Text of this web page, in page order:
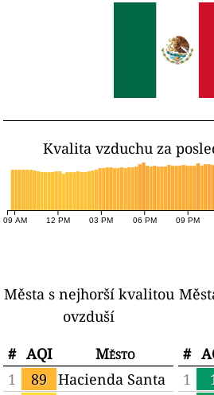
Kvalita vzduchu za
09 AM 12 PM 03 PM 06 PM 09 PM
Města s nejhorší kvalitou
ovzduší
# AQI
Město
1
89
Hacienda Santa
#
1